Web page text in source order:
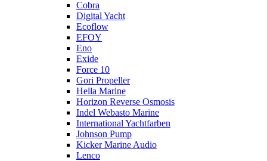
Cobra
Digital Yacht
Ecoflow
EFOY
Eno
Exide
Force 10
Gori Propeller
Hella Marine
Horizon Reverse Osmosis
Indel Webasto Marine
International Yachtfarben
Johnson Pump
Kicker Marine Audio
Lenco